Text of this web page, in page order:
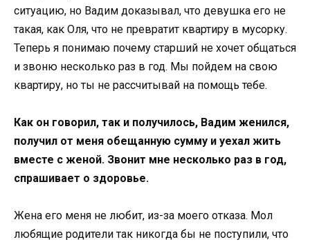
ситуацию, но Вадим доказывал, что девушка его не
такая, как Оля, что не превратит квартиру в мусорку.
Теперь я понимаю почему старший не хочет общаться
и звоню несколько раз в год. Мы пойдем на свою
квартиру, но ты не рассчитывай на помощь тебе.
Как он говорил, так и получилось, Вадим женился,
получил от меня обещанную сумму и уехал жить
вместе с женой. Звонит мне несколько раз в год,
спрашивает о здоровье.
Жена его меня не любит, из-за моего отказа. Мол
любящие родители так никогда бы не поступили, что